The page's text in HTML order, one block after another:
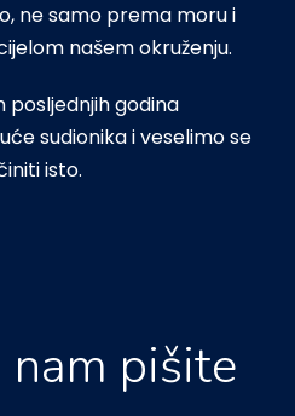
ne samo prema moru i
našem okruženju.
posljednjih godina
sudionika i veselimo se
isto.
pišite